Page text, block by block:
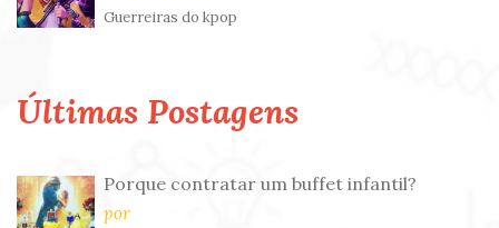
Guerreiras do kpop
Últimas Postagens
Porque contratar um buffet infantil?
por